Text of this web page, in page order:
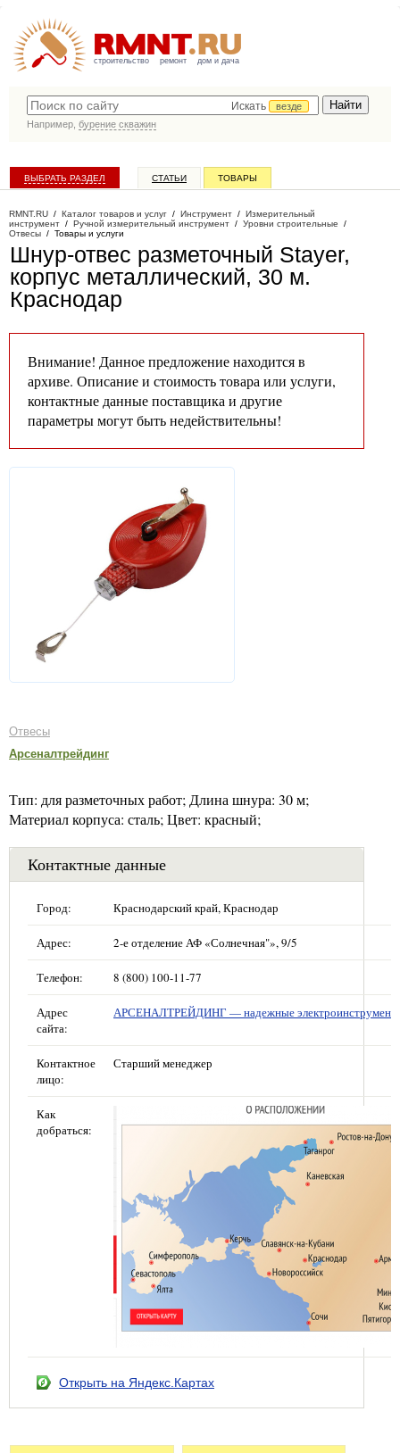
строительство ремонт дом и дача
Искать
везде
Например, бурение скважин
ВЫБРАТЬ РАЗДЕЛ СТАТЬИ ТОВАРЫ
RMNT.RU / Каталог товаров и услуг / Инструмент / Измерительный
инструмент / Ручной измерительный инструмент / Уровни строительные /
Отвесы / Товары и услуги
Шнур-отвес разметочный Stayer,
корпус металлический, 30 м.
Краснодар
Внимание! Данное предложение находится в
архиве. Описание и стоимость товара или услуги,
контактные данные поставщика и другие
параметры могут быть недействительны!
Отвесы
Арсеналтрейдинг
Тип: для разметочных работ; Длина шнура: 30 м;
Материал корпуса: сталь; Цвет: красный;
Контактные данные
Город: Краснодарский край, Краснодар
Адрес: 2-е отделение АФ «Солнечная"», 9/5
Телефон: 8 (800) 100-11-77
Адрес
сайта:
АРСЕНАЛТРЕЙДИНГ — надежные
Контактное
лицо:
Старший менеджер
Как
добраться:
Открыть на Яндекс.Картах